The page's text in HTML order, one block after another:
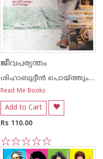
ജീവപര്യന്തം
ശിഹാബുദ്ദീന്‍ പൊയ്ത്തുംകടവ്
Read Me Books
Add to Cart
Rs 110.00
5
4
3
2
1